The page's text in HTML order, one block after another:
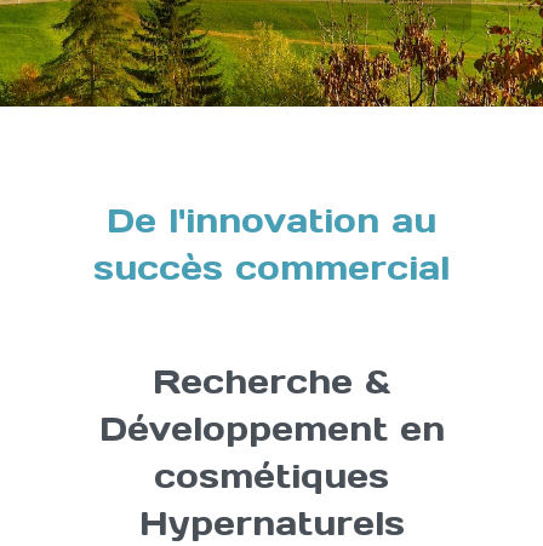
De l'innovation au
succès commercial
Recherche &
Développement en
cosmétiques
Hypernaturels